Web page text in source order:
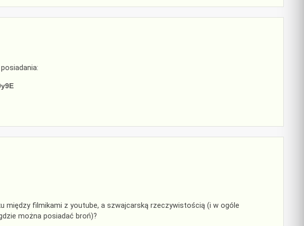
między filmikami z youtube, a szwajcarską rzeczywistością (i w ogóle
można posiadać broń)?